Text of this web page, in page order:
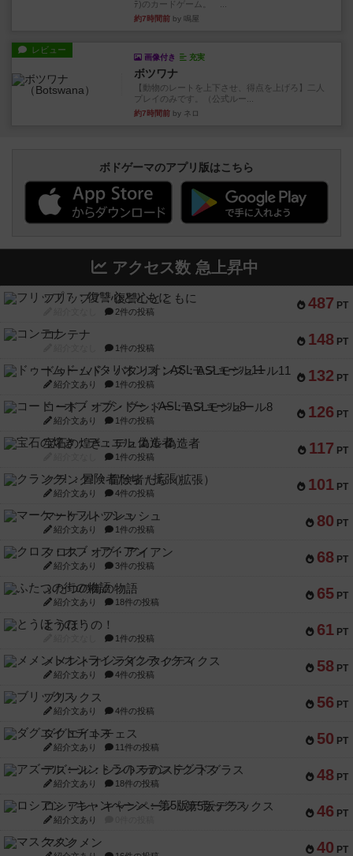
ﾃ)のカードゲーム。 ...
約7時間前 by 鳴屋
レビュー
画像付き 充実
ボツワナ
【動物のレートを上下させ、得点を上げろ】二人
プレイのみです。（公式ルー...
約7時間前 by ネロ
ボドゲーマのアプリ版はこちら
アクセス数 急上昇中
487 PT
フリップ７：復讐心とともに
2件の投稿
148 PT
コンテナ
1件の投稿
132 PT
ドゥームド・バタリオンズ：ASLモジュール11
紹介文あり 1件の投稿
126 PT
コード・オブ・ブシドー：ASLモジュール8
紹介文あり 1件の投稿
117 PT
宝石の煌き：デュエル 偽造者
1件の投稿
101 PT
クランク! ：冒険者たち（拡張）
紹介文あり 4件の投稿
80 PT
マーケットフレッシュ
紹介文あり 1件の投稿
68 PT
クロス・オブ・アイアン
紹介文あり 3件の投稿
65 PT
ふたつの街の物語
紹介文あり 18件の投稿
61 PT
とうほうの！
1件の投稿
58 PT
メメントオンラインタクティクス
紹介文あり 4件の投稿
56 PT
ブリックス
紹介文あり 4件の投稿
50 PT
ダグエイトチェス
紹介文あり 11件の投稿
48 PT
アズール：シントラのステンドグラス
紹介文あり 18件の投稿
46 PT
ロシアン・キャンペーン：第5版デラックス
紹介文あり
40 PT
マスクメン